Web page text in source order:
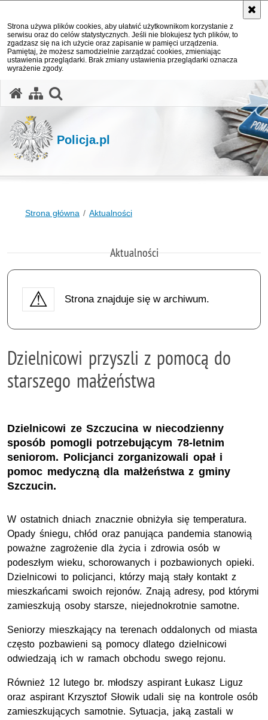
Strona używa plików cookies, aby ułatwić użytkownikom korzystanie z
serwisu oraz do celów statystycznych. Jeśli nie blokujesz tych plików, to
zgadzasz się na ich użycie oraz zapisanie w pamięci urządzenia.
Pamiętaj, że możesz samodzielnie zarządzać cookies, zmieniając
ustawienia przeglądarki. Brak zmiany ustawienia przeglądarki oznacza
wyrażenie zgody.
Policja.pl
Strona główna Aktualności
Aktualności
Strona znajduje się w archiwum.
Dzielnicowi przyszli z pomocą do
starszego małżeństwa
Dzielnicowi ze Szczucina w niecodzienny
sposób pomogli potrzebującym 78-letnim
seniorom. Policjanci zorganizowali opał i
pomoc medyczną dla małżeństwa z gminy
Szczucin.
W ostatnich dniach znacznie obniżyła się temperatura.
Opady śniegu, chłód oraz panująca pandemia stanowią
poważne zagrożenie dla życia i zdrowia osób w
podeszłym wieku, schorowanych i pozbawionych opieki.
Dzielnicowi to policjanci, którzy mają stały kontakt z
mieszkańcami swoich rejonów. Znają adresy, pod którymi
zamieszkują osoby starsze, niejednokrotnie samotne.
Seniorzy mieszkający na terenach oddalonych od miasta
często pozbawieni są pomocy dlatego dzielnicowi
odwiedzają ich w ramach obchodu swego rejonu.
Również 12 lutego br. młodszy aspirant Łukasz Liguz
oraz aspirant Krzysztof Słowik udali się na kontrole osób
zamieszkujących samotnie. Sytuacja, jaką zastali w